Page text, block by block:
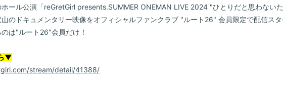
ール公演「reGretGirl presents.SUMMER ONEMAN LIVE 2024 "ひとりだと思わない
のドキュメンタリー映像をオフィシャルファンクラブ "ルート26" 会員限定で配信スタ
は"ルート26"会員だけ！
▼
stream/detail/41388/